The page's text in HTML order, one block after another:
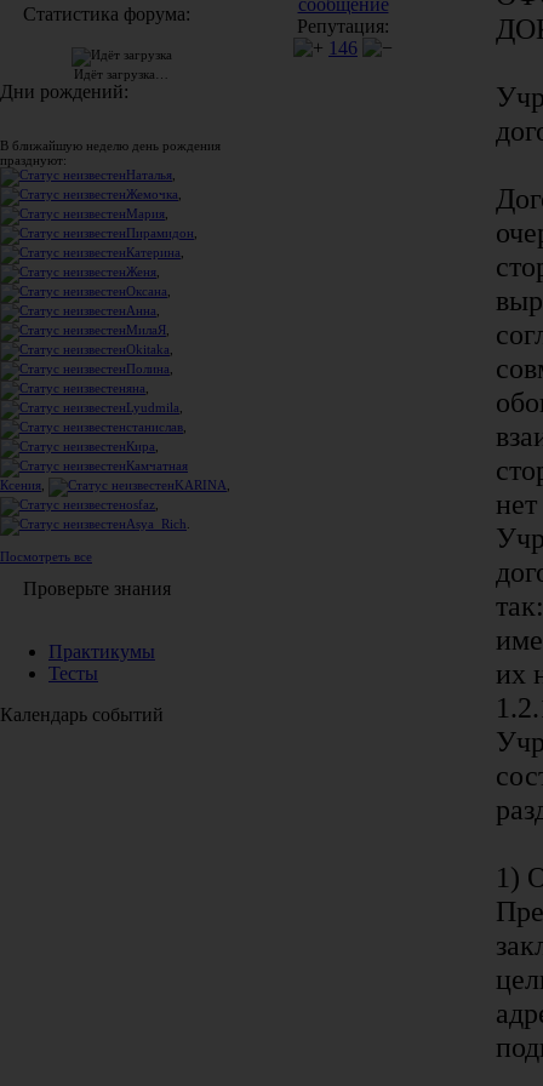
Статистика форума:
Идёт загрузка…
Дни рождений:
В ближайшую неделю день рождения
празднуют:
Наталья
Жемочка
Мария
Пирамидон
Катерина
Женя
Оксана
Анна
МилаЯ
Okitaka
Полина
яна
Lyudmila
станислав
Кира
Камчатная
Ксения
KARINA
osfaz
Asya_Rich
Посмотреть все
Проверьте знания
Практикумы
Тесты
Календарь событий
Репутация:
146
их
1)